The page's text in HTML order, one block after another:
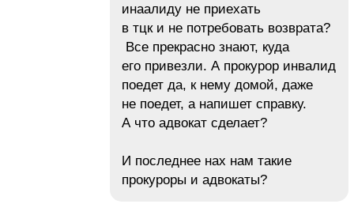
инаалиду не приехать
в тцк и не потребовать возврата?
Все прекрасно знают, куда
его привезли. А прокурор инвалид
поедет да, к нему домой, даже
не поедет, а напишет справку.
А что адвокат сделает?
И последнее нах нам такие
прокуроры и адвокаты?